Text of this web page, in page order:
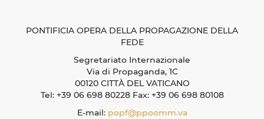
PONTIFICIA OPERA DELLA PROPAGAZIONE DELLA
FEDE
Segretariato Internazionale
Via di Propaganda, 1C
00120 CITTÀ DEL VATICANO
Tel: +39 06 698 80228 Fax: +39 06 698 80108
E-mail: popf@ppoomm.va